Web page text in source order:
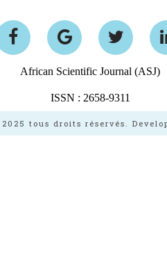
African Scientific Journal (ASJ)
ISSN : 2658-9311
tous droits réservés.